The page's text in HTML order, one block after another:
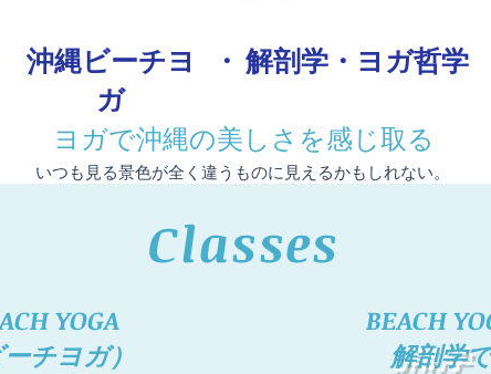
沖縄ビーチヨ
ガ
​・ ​解剖学・ヨガ哲学
​ヨガで沖縄の美しさを感じ取る
いつも見る景色が全く違うものに見えるかもしれない。
Classes
YOGA
ーチヨガ）
​BEACH
解剖学